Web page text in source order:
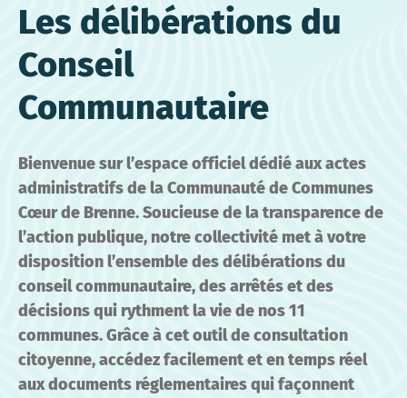
Les délibérations du
Conseil
Communautaire
Bienvenue sur l’espace officiel dédié aux actes
administratifs de la Communauté de Communes
Cœur de Brenne. Soucieuse de la transparence de
l’action publique, notre collectivité met à votre
disposition l’ensemble des délibérations du
conseil communautaire, des arrêtés et des
décisions qui rythment la vie de nos 11
communes. Grâce à cet outil de consultation
citoyenne, accédez facilement et en temps réel
aux documents réglementaires qui façonnent